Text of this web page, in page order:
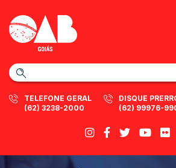
TELEFONE GERAL
(62) 3238-2000
DISQUE
(62) 99976-